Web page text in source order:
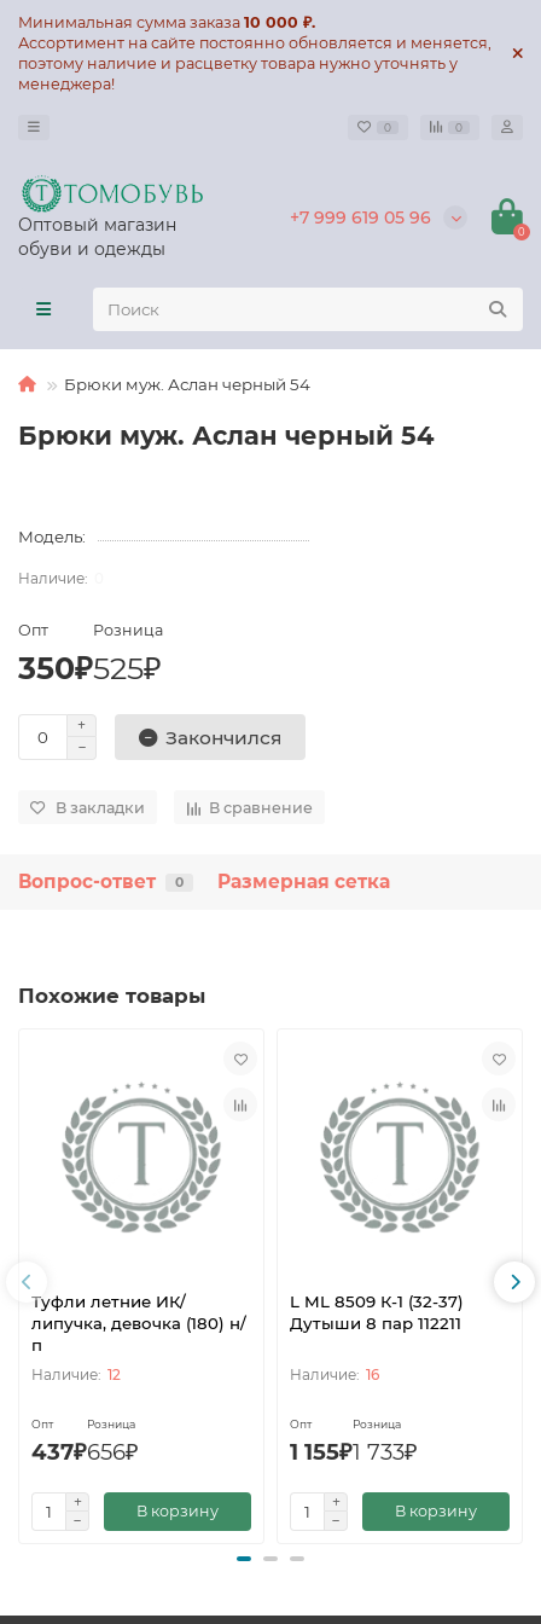
Минимальная сумма заказа 10 000 ₽.
Ассортимент на сайте постоянно обновляется и меняется,
поэтому наличие и расцветку товара нужно уточнять у
менеджера!
0 0
Оптовый магазин
обуви и одежды
+7 999 619 05 96
0
Брюки муж. Аслан черный 54
Брюки муж. Аслан черный 54
Модель:
Опт
350₽
Розница
525₽
Закончился
В закладки В сравнение
Вопрос-ответ 0 Размерная сетка
Похожие товары
Туфли летние ИК/
липучка, девочка (180) н/
п
12
Опт
437₽
Розница
656₽
В корзину
L ML 8509 К-1 (32-37)
Дутыши 8 пар 112211
16
Опт
1 155₽
Розница
1 733₽
В корзину